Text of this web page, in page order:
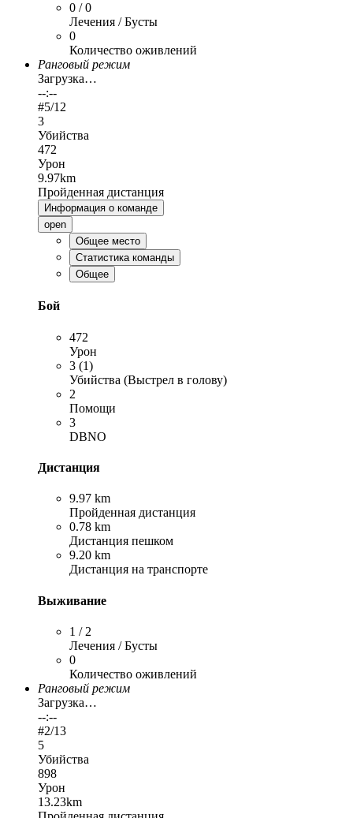
0 / 0
Лечения / Бусты
0
Количество оживлений
Ранговый режим
Загрузка…
--:--
#5/12
3
Убийства
472
Урон
9.97km
Пройденная дистанция
Информация о команде
open
Общее место
Статистика команды
Общее
Бой
472
Урон
3 (1)
Убийства (Выстрел в голову)
2
Помощи
3
DBNO
Дистанция
9.97 km
Пройденная дистанция
0.78 km
Дистанция пешком
9.20 km
Дистанция на транспорте
Выживание
1 / 2
Лечения / Бусты
0
Количество оживлений
Ранговый режим
Загрузка…
--:--
#2/13
5
Убийства
898
Урон
13.23km